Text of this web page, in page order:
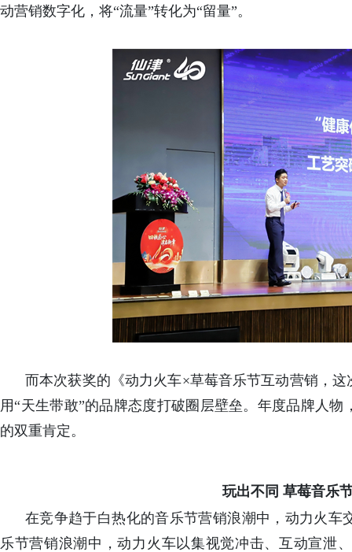
动营销数字化，将“流量”转化为“留量”。
而本次获奖的《动力火车×草莓音乐节互动营销，
用“天生带敢”的品牌态度打破圈层壁垒。年度品牌人
的双重肯定。
玩出不同 草莓音乐
在竞争趋于白热化的音乐节营销浪潮中，动力火
乐节营销浪潮中，动力火车以集视觉冲击、互动宣泄